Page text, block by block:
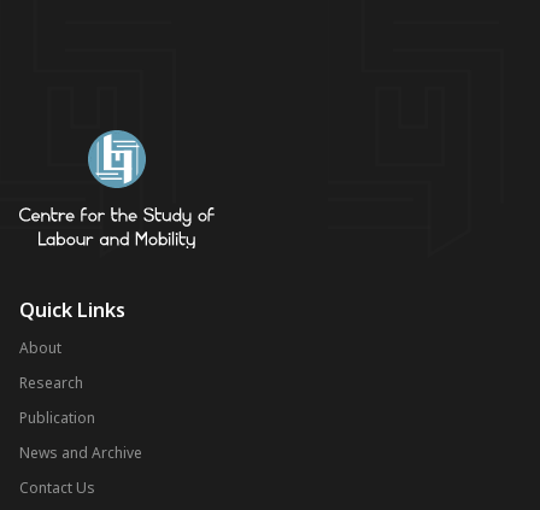
Quick Links
About
Research
Publication
News and Archive
Contact Us